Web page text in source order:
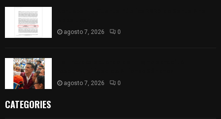
agosto 7, 2026 0
agosto 7, 2026 0
CATEGORIES